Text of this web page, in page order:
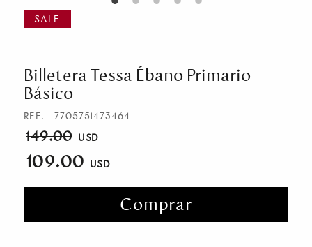
Venezuela
Billetera Tessa Ébano Primario
Básico
REF. 7705751473464
149.00
109.00
Comprar